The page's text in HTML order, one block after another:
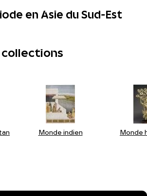
en Asie du Sud-Est
collections
Monde indien Monde